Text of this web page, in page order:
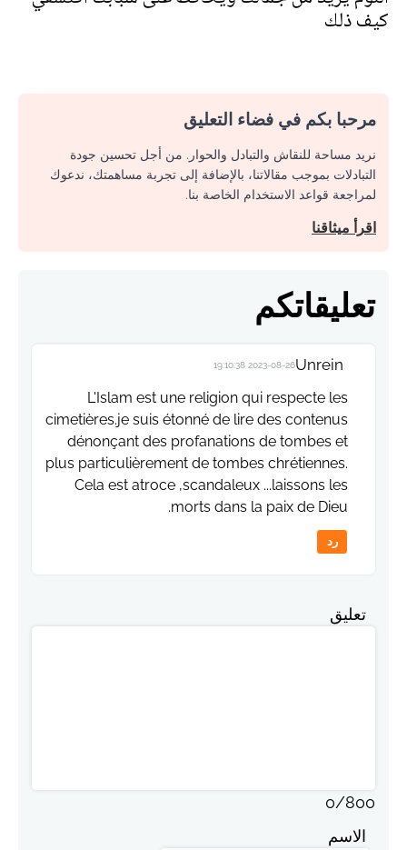
كيف ذلك
مرحبا بكم في فضاء التعليق
نريد مساحة للنقاش والتبادل والحوار. من أجل تحسين جودة
التبادلات بموجب مقالاتنا، بالإضافة إلى تجربة مساهمتك، ندعوك
لمراجعة قواعد الاستخدام الخاصة بنا.
اقرأ ميثاقنا
تعليقاتكم
Unrein
2023-08-26 19:10:38
L'Islam est une religion qui respecte les
cimetières.je suis étonné de lire des contenus
dénonçant des profanations de tombes et
plus particulièrement de tombes chrétiennes.
Cela est atroce ,scandaleux ...laissons les
morts dans la paix de Dieu.
رد
تعليق
0/800
الاسم